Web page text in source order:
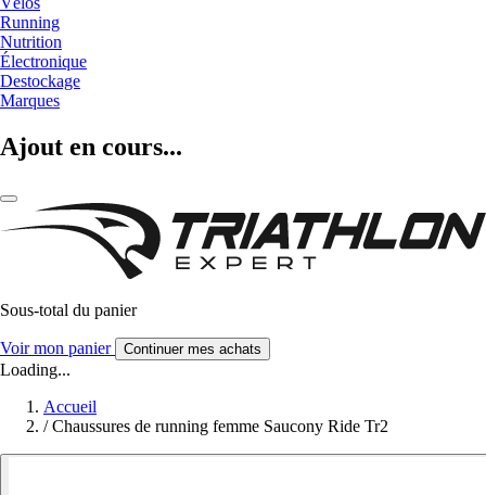
Running
Nutrition
Électronique
Destockage
Marques
Ajout en cours...
Sous-total du panier
Voir mon panier Continuer mes achats
Loading...
Accueil
/ Chaussures de running femme Saucony Ride Tr2